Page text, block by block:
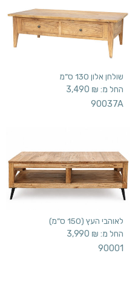
שולחן אלון 130 ס”מ
החל מ: 3,490 ₪
90037A
לאוהבי העץ (150 ס”מ)
החל מ: 3,990 ₪
90001